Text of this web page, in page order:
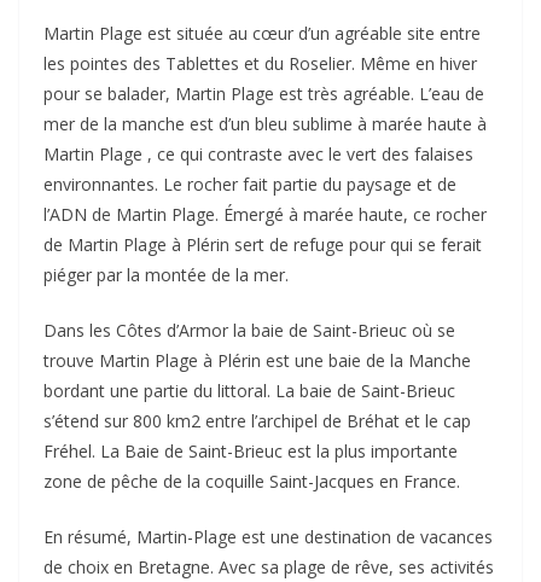
Martin Plage est située au cœur d’un agréable site entre
les pointes des Tablettes et du Roselier. Même en hiver
pour se balader, Martin Plage est très agréable. L’eau de
mer de la manche est d’un bleu sublime à marée haute à
Martin Plage , ce qui contraste avec le vert des falaises
environnantes. Le rocher fait partie du paysage et de
l’ADN de Martin Plage. Émergé à marée haute, ce rocher
de Martin Plage à Plérin sert de refuge pour qui se ferait
piéger par la montée de la mer.
Dans les Côtes d’Armor la baie de Saint-Brieuc où se
trouve Martin Plage à Plérin est une baie de la Manche
bordant une partie du littoral. La baie de Saint-Brieuc
s’étend sur 800 km2 entre l’archipel de Bréhat et le cap
Fréhel. La Baie de Saint-Brieuc est la plus importante
zone de pêche de la coquille Saint-Jacques en France.
En résumé, Martin-Plage est une destination de vacances
de choix en Bretagne. Avec sa plage de rêve, ses activités